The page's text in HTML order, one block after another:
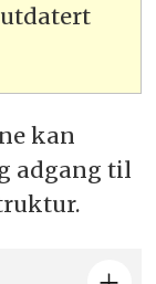
kan
adgang til